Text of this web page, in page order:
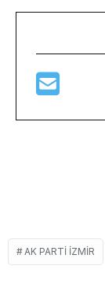
AK PARTI IZMIR